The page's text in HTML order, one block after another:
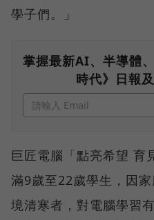
學子們。」
掌握最新AI、半導體
時代》日報
巨匠電腦「點亮希望 育
滿9歲至22歲學生，因
境清寒者，對電腦學習